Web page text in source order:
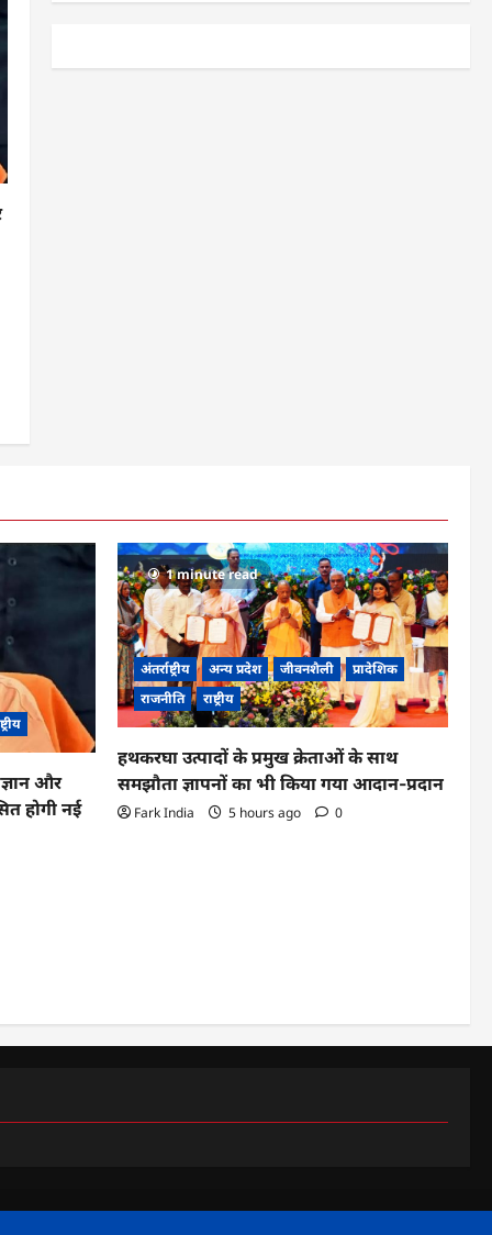
और
होगी नई
1 minute read
अंतर्राष्ट्रीय अन्य प्रदेश जीवनशैली
प्रादेशिक
राजनीति
राष्ट्रीय
हथकरघा उत्पादों के प्रमुख क्रेताओं के साथ
समझौता ज्ञापनों का भी किया गया आदान-प्रदान
Fark India 5 hours ago 0